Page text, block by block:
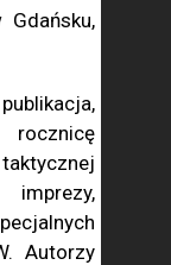
Autorzy